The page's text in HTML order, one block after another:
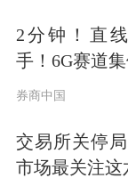
会同意注
在公告中
决定及其
2分钟！直
手！6G赛道
券商中国
交易所关停
市场最关注这